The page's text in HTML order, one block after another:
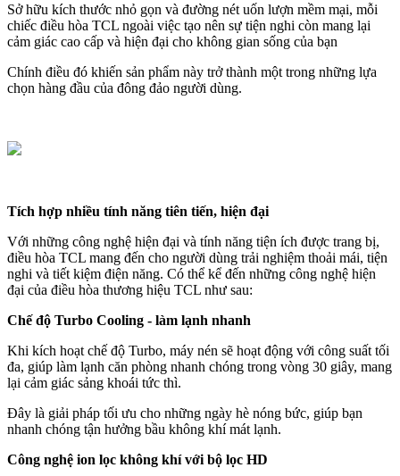
Sở hữu kích thước nhỏ gọn và đường nét uốn lượn mềm mại, mỗi
chiếc điều hòa TCL ngoài việc tạo nên sự tiện nghi còn mang lại
cảm giác cao cấp và hiện đại cho không gian sống của bạn
Chính điều đó khiến sản phẩm này trở thành một trong những lựa
chọn hàng đầu của đông đảo người dùng.
Tích hợp nhiều tính năng tiên tiến, hiện đại
Với những công nghệ hiện đại và tính năng tiện ích được trang bị,
điều hòa TCL mang đến cho người dùng trải nghiệm thoải mái, tiện
nghi và tiết kiệm điện năng. Có thể kể đến những công nghệ hiện
đại của điều hòa thương hiệu TCL như sau:
Chế độ Turbo Cooling - làm lạnh nhanh
Khi kích hoạt chế độ Turbo, máy nén sẽ hoạt động với công suất tối
đa, giúp làm lạnh căn phòng nhanh chóng trong vòng 30 giây, mang
lại cảm giác sảng khoái tức thì.
Đây là giải pháp tối ưu cho những ngày hè nóng bức, giúp bạn
nhanh chóng tận hưởng bầu không khí mát lạnh.
Công nghệ ion lọc không khí với bộ lọc HD